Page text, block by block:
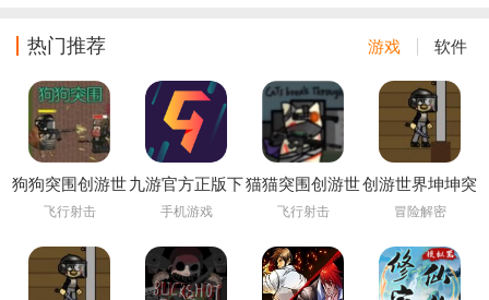
热门推荐 游戏 软件
狗狗突围创游世
界
飞行射击
九游官方正版下
载
手机游戏
猫猫突围创游世
界
飞行射击
创游世界坤坤突
围小游戏
冒险解密